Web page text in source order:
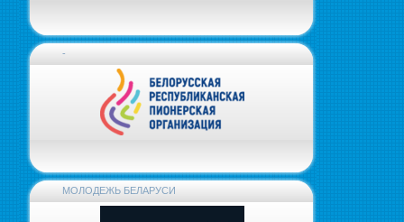
-
МОЛОДЕЖЬ БЕЛАРУСИ